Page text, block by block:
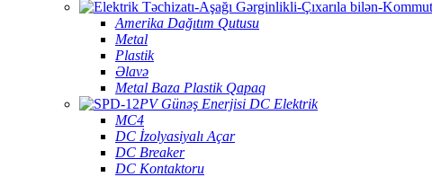
Amerika Dağıtım Qutusu
Metal
Plastik
Əlavə
Metal Baza Plastik Qapaq
PV Günəş Enerjisi DC Elektrik
MC4
DC İzolyasiyalı Açar
DC Breaker
DC Kontaktoru